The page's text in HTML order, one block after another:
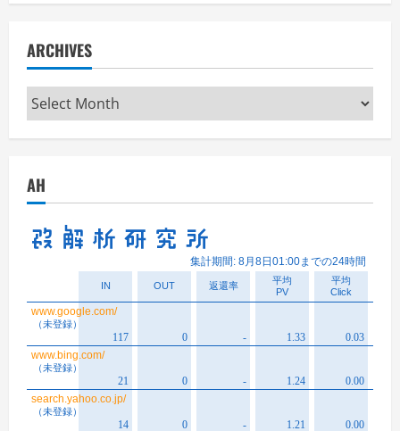
ARCHIVES
Archives
AH